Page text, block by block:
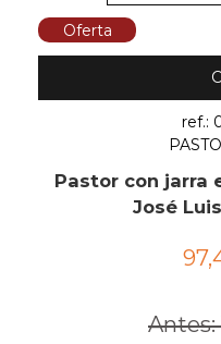
Oferta
ref.:
Pastor con jarra
José
Antes: